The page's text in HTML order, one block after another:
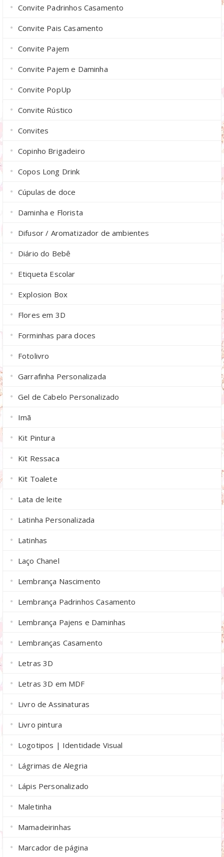
Convite Padrinhos Casamento
Convite Pais Casamento
Convite Pajem
Convite Pajem e Daminha
Convite PopUp
Convite Rústico
Convites
Copinho Brigadeiro
Copos Long Drink
Cúpulas de doce
Daminha e Florista
Difusor / Aromatizador de ambientes
Diário do Bebê
Etiqueta Escolar
Explosion Box
Flores em 3D
Forminhas para doces
Fotolivro
Garrafinha Personalizada
Gel de Cabelo Personalizado
Imã
Kit Pintura
Kit Ressaca
Kit Toalete
Lata de leite
Latinha Personalizada
Latinhas
Laço Chanel
Lembrança Nascimento
Lembrança Padrinhos Casamento
Lembrança Pajens e Daminhas
Lembranças Casamento
Letras 3D
Letras 3D em MDF
Livro de Assinaturas
Livro pintura
Logotipos | Identidade Visual
Lágrimas de Alegria
Lápis Personalizado
Maletinha
Mamadeirinhas
Marcador de página